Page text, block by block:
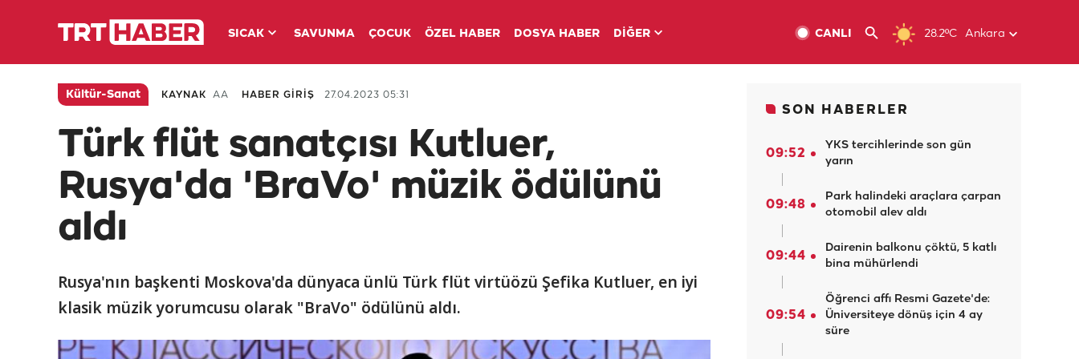
SICAK SAVUNMA ÇOCUK ÖZEL HABER DOSYA HABER DİĞER 28.2ºC Ankara
CANLI
Kültür-Sanat KAYNAK AA HABER GİRİŞ 27.04.2023 05:31
Türk flüt sanatçısı Kutluer,
Rusya'da 'BraVo' müzik ödülünü
aldı
Rusya'nın başkenti Moskova'da dünyaca ünlü Türk flüt virtüözü Şefika Kutluer, en iyi
klasik müzik yorumcusu olarak "BraVo" ödülünü aldı.
SON HABERLER
09:52
YKS tercihlerinde son gün
yarın
09:48
Park halindeki araçlara çarpan
otomobil alev aldı
09:44
Dairenin balkonu çöktü, 5 katlı
bina mühürlendi
09:54
Öğrenci affı Resmi Gazete'de:
Üniversiteye dönüş için 4 ay
süre